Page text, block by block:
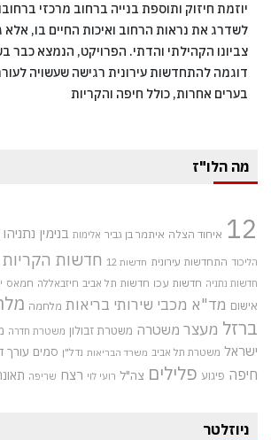
יוזמת חיזוק ותוספת בנייה ברחוב מרכזי
לשדרג את נראות הרחוב ואיכות החיים בו,
צביונו הקהילתי והדתי. הפרויקט, הנמצא כבר
דוגמה להתחדשות עירונית רגישה שעשויה
בערים אחרות, כולל חיפה והקריות
מה הלו"ז
12 איחוד הצלה איתמר בן גביר אלימות בנימין נתניהו
הליכוד התחדשות עירונית חדשות 12 חדשות הקריות
חדשות נתניה חדשות עכו חדשות תל אביב חיזבאללה חמאס
אישום מד"א מכבי שירותי בריאות מלחמה
ברזל מעצר משטרה משטרת זבולון משטרת חדרה
ישראל משטרת תל אביב משרד הבריאות נדל"ן סמים עורך
חיפה פיגוע פלילים צה"ל רועי לוי רצח שריפה
ניוזלטר